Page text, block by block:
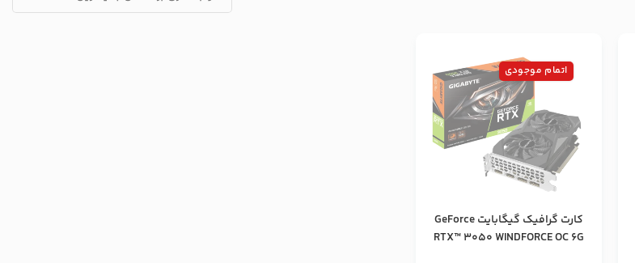
اتمام موجودی
کارت گرافیک گیگابایت GeForce
RTX™ 3050 WINDFORCE OC 6G